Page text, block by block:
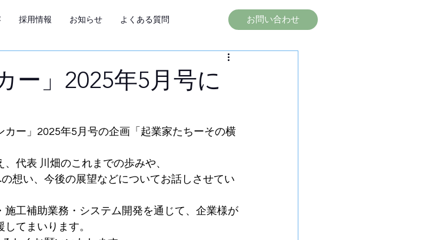
採用情報 お知らせ よくある質問 お問い合わせ
ー」2025年5月号に
ー」2025年5月号の企画「起業家たちーその横
代表 川畑のこれまでの歩みや、
想い、今後の展望などについてお話しさせてい
工補助業務・システム開発を通じて、企業様が
てまいります。